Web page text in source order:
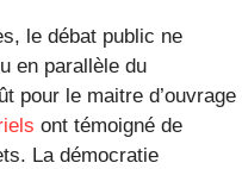
le débat public ne
en parallèle du
pour le maitre d’ouvrage
ont témoigné de
La démocratie